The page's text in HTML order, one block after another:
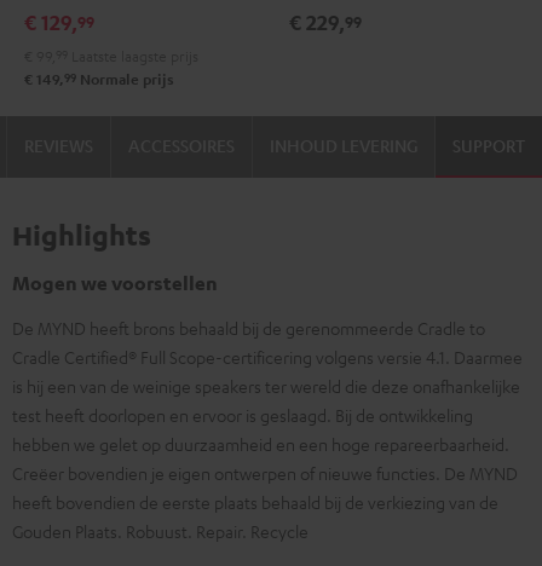
RoodBlack
€ 129,99
€ 149, 99 Normale prijs
€ 229,99
SUPPORT
Highlights
Mogen we voorstellen
De MYND heeft brons behaald bij de gerenommeerde Cradle to
Cradle Certified® Full Scope-certificering volgens versie 4.1. Daarmee
is hij een van de weinige speakers ter wereld die deze onafhankelijke
test heeft doorlopen en ervoor is geslaagd. Bij de ontwikkeling
hebben we gelet op duurzaamheid en een hoge repareerbaarheid.
Creëer bovendien je eigen ontwerpen of nieuwe functies. De MYND
heeft bovendien de eerste plaats behaald bij de verkiezing van de
Gouden Plaats. Robuust. Repair. Recycle